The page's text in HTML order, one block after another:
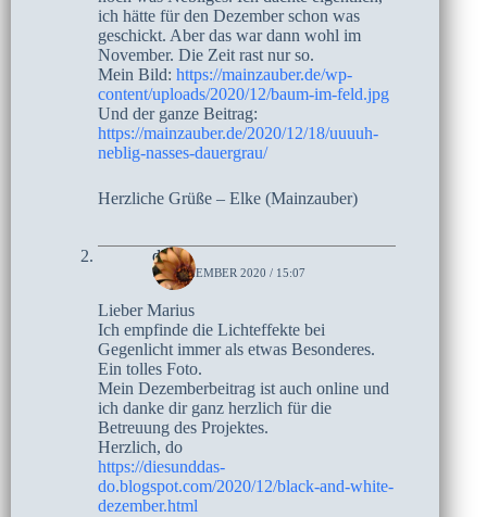
ich hätte für den Dezember schon was
geschickt. Aber das war dann wohl im
November. Die Zeit rast nur so.
Mein Bild: https://mainzauber.de/wp-
content/uploads/2020/12/baum-im-feld.jpg
Und der ganze Beitrag:
https://mainzauber.de/2020/12/18/uuuuh-
neblig-nasses-dauergrau/
Herzliche Grüße – Elke (Mainzauber)
do
17. DEZEMBER 2020 / 15:07
Lieber Marius
Ich empfinde die Lichteffekte bei
Gegenlicht immer als etwas Besonderes.
Ein tolles Foto.
Mein Dezemberbeitrag ist auch online und
ich danke dir ganz herzlich für die
Betreuung des Projektes.
Herzlich, do
https://diesunddas-
do.blogspot.com/2020/12/black-and-white-
dezember.html